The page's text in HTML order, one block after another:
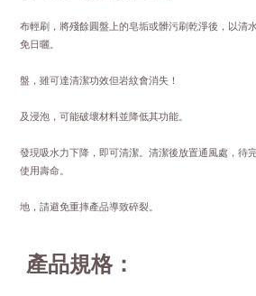
1. 清潔請以
布輕刷，將殘餘圓盤上的皂垢或髒污刷乾淨後，以清
免日曬。
2. 勿以砂紙
盤，雖可達清潔功效但岩紋會消失！
3. 避免用清
及浸泡，可能破壞材料並降低其功能。
4. 使用一段
發現吸水力下降，即可清潔。清潔後放置通風處，待
使用壽命。
5. 岩石系圓
地，請避免重摔產品導致碎裂。
產品規格：
・材質：矽